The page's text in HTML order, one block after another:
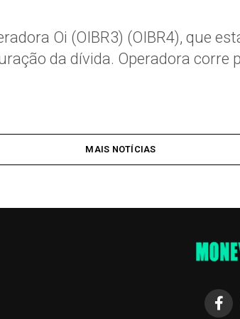
Oi (OIBR3) (OIBR4), que
da dívida. Operadora corre
MAIS NOTÍCIAS